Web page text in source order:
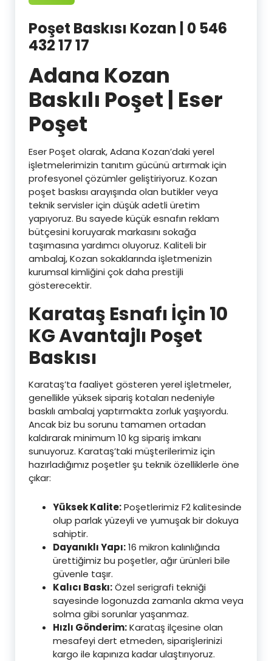
Poşet Baskısı Kozan | 0 546
432 17 17
Adana Kozan
Baskılı Poşet | Eser
Poşet
Eser Poşet olarak, Adana Kozan’daki yerel
işletmelerimizin tanıtım gücünü artırmak için
profesyonel çözümler geliştiriyoruz. Kozan
poşet baskısı arayışında olan butikler veya
teknik servisler için düşük adetli üretim
yapıyoruz. Bu sayede küçük esnafın reklam
bütçesini koruyarak markasını sokağa
taşımasına yardımcı oluyoruz. Kaliteli bir
ambalaj, Kozan sokaklarında işletmenizin
kurumsal kimliğini çok daha prestijli
gösterecektir.
Karataş Esnafı İçin 10
KG Avantajlı Poşet
Baskısı
Karataş’ta faaliyet gösteren yerel işletmeler,
genellikle yüksek sipariş kotaları nedeniyle
baskılı ambalaj yaptırmakta zorluk yaşıyordu.
Ancak biz bu sorunu tamamen ortadan
kaldırarak minimum 10 kg sipariş imkanı
sunuyoruz. Karataş’taki müşterilerimiz için
hazırladığımız poşetler şu teknik özelliklerle öne
çıkar:
Yüksek Kalite:Poşetlerimiz F2 kalitesinde
olup parlak yüzeyli ve yumuşak bir dokuya
sahiptir.
Dayanıklı Yapı:16 mikron kalınlığında
ürettiğimiz bu poşetler, ağır ürünleri bile
güvenle taşır.
Kalıcı Baskı:Özel serigrafi tekniği
sayesinde logonuzda zamanla akma veya
solma gibi sorunlar yaşanmaz.
Hızlı Gönderim:Karataş ilçesine olan
mesafeyi dert etmeden, siparişlerinizi
kargo ile kapınıza kadar ulaştırıyoruz.